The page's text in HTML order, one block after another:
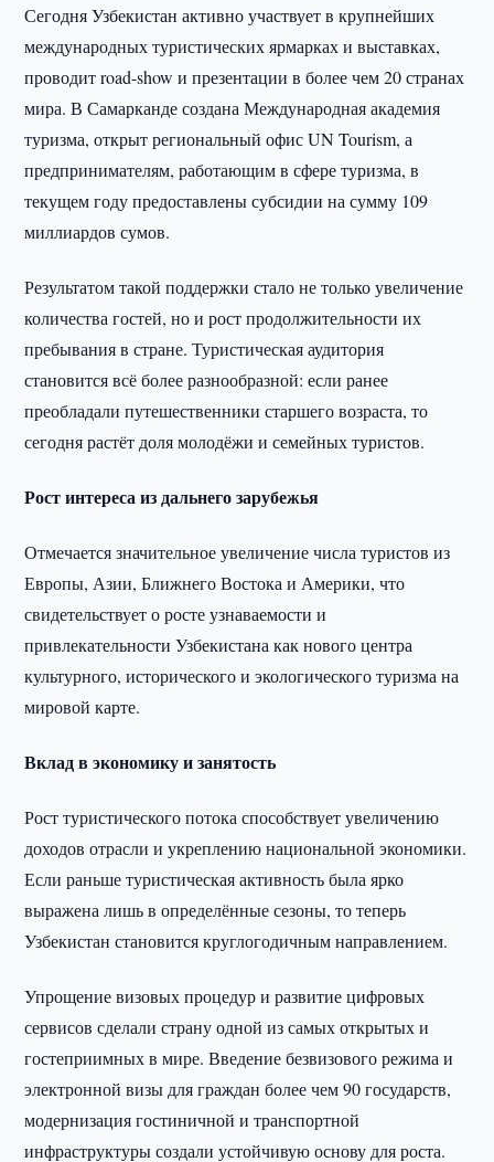
Сегодня Узбекистан активно участвует в крупнейших
международных туристических ярмарках и выставках,
проводит road-show и презентации в более чем 20 странах
мира. В Самарканде создана Международная академия
туризма, открыт региональный офис UN Tourism, а
предпринимателям, работающим в сфере туризма, в
текущем году предоставлены субсидии на сумму 109
миллиардов сумов.
Результатом такой поддержки стало не только увеличение
количества гостей, но и рост продолжительности их
пребывания в стране. Туристическая аудитория
становится всё более разнообразной: если ранее
преобладали путешественники старшего возраста, то
сегодня растёт доля молодёжи и семейных туристов.
Рост интереса из дальнего зарубежья
Отмечается значительное увеличение числа туристов из
Европы, Азии, Ближнего Востока и Америки, что
свидетельствует о росте узнаваемости и
привлекательности Узбекистана как нового центра
культурного, исторического и экологического туризма на
мировой карте.
Вклад в экономику и занятость
Рост туристического потока способствует увеличению
доходов отрасли и укреплению национальной экономики.
Если раньше туристическая активность была ярко
выражена лишь в определённые сезоны, то теперь
Узбекистан становится круглогодичным направлением.
Упрощение визовых процедур и развитие цифровых
сервисов сделали страну одной из самых открытых и
гостеприимных в мире. Введение безвизового режима и
электронной визы для граждан более чем 90 государств,
модернизация гостиничной и транспортной
инфраструктуры создали устойчивую основу для роста.